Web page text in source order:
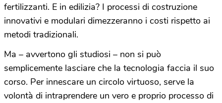
fertilizzanti. E in edilizia? I processi di costruzione
innovativi e modulari dimezzeranno i costi rispetto ai
metodi tradizionali.
Ma – avvertono gli studiosi – non si può
semplicemente lasciare che la tecnologia faccia il suo
corso. Per innescare un circolo virtuoso, serve la
volontà di intraprendere un vero e proprio processo di